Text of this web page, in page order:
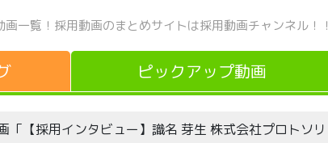
一覧！ 採用動画のまとめサイトは採用動画チャンネル！！
ピックアップ動画
「【採用インタビュー】識名 芽生 株式会社プロトソリ